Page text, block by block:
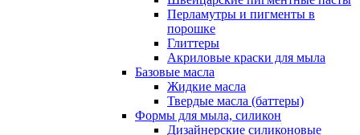
Перламутры и пигменты в
порошке
Глиттеры
Акриловые краски для мыла
Базовые масла
Жидкие масла
Твердые масла (баттеры)
Формы для мыла, силикон
Дизайнерские силиконовые